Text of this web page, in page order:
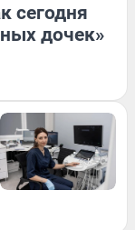
сегодня
дочек»